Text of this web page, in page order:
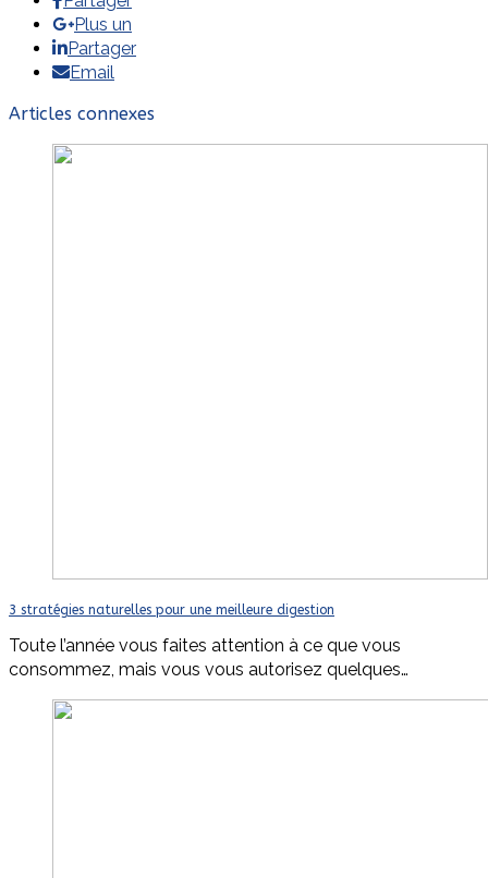
Plus un
Partager
Email
Articles connexes
3 stratégies naturelles pour une meilleure digestion
Toute l’année vous faites attention à ce que vous
consommez, mais vous vous autorisez quelques…